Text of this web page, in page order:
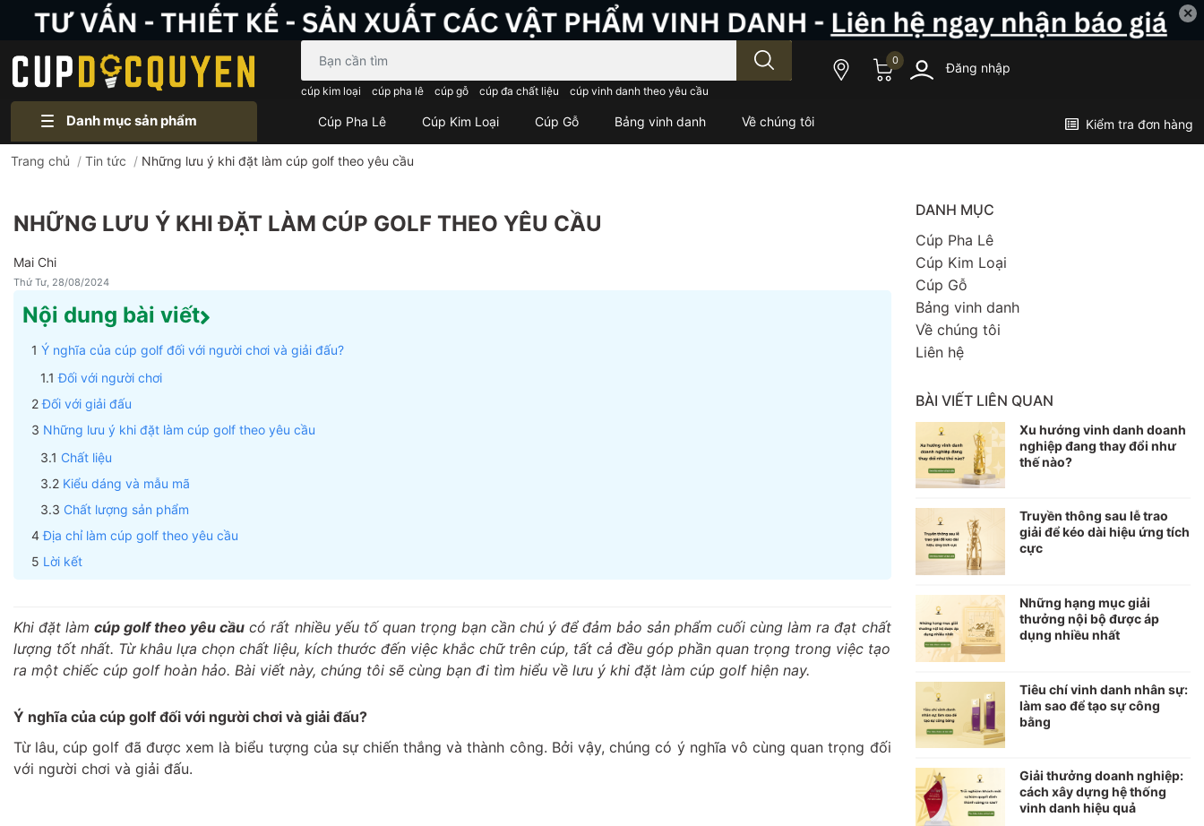
✕
cúp kim loại cúp pha lê cúp gỗ cúp đa chất liệu cúp vinh danh theo yêu cầu
0 Đăng nhập
Danh mục sản phẩm Cúp Pha Lê Cúp Kim Loại Cúp Gỗ Bảng vinh danh Về chúng tôi Kiểm tra đơn hàng
Trang chủ / Tin tức / Những lưu ý khi đặt làm cúp golf theo yêu cầu
NHỮNG LƯU Ý KHI ĐẶT LÀM CÚP GOLF THEO YÊU CẦU
Mai Chi
Thứ Tư, 28/08/2024
Nội dung bài viết
Ý nghĩa của cúp golf đối với người chơi và giải đấu?
Đối với người chơi
Đối với giải đấu
Những lưu ý khi đặt làm cúp golf theo yêu cầu
Chất liệu
Kiểu dáng và mẫu mã
Chất lượng sản phẩm
Địa chỉ làm cúp golf theo yêu cầu
Lời kết
Khi đặt làmcúp golf theo yêu cầu có rất nhiều yếu tố quan trọng bạn cần chú ý để đảm bảo sản phẩm cuối cùng làm ra đạt chất
lượng tốt nhất. Từ khâu lựa chọn chất liệu, kích thước đến việc khắc chữ trên cúp, tất cả đều góp phần quan trọng trong việc tạo
ra một chiếc cúp golf hoàn hảo. Bài viết này, chúng tôi sẽ cùng bạn đi tìm hiểu về lưu ý khi đặt làm cúp golf hiện nay.
Ý nghĩa của cúp golf đối với người chơi và giải đấu?
Từ lâu, cúp golf đã được xem là biểu tượng của sự chiến thắng và thành công. Bởi vậy, chúng có ý nghĩa vô cùng quan trọng đối
với người chơi và giải đấu.
DANH MỤC
Cúp Pha Lê
Cúp Kim Loại
Cúp Gỗ
Bảng vinh danh
Về chúng tôi
Liên hệ
BÀI VIẾT LIÊN QUAN
Xu hướng vinh danh doanh
nghiệp đang thay đổi như
thế nào?
Truyền thông sau lễ trao
giải để kéo dài hiệu ứng tích
cực
Những hạng mục giải
thưởng nội bộ được áp
dụng nhiều nhất
Tiêu chí vinh danh nhân sự:
làm sao để tạo sự công
bằng
Giải thưởng doanh nghiệp:
cách xây dựng hệ thống
vinh danh hiệu quả